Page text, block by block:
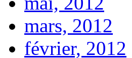
mars, 2012
février, 2012